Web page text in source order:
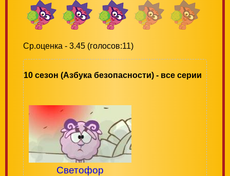
Ср.оценка - 3.45 (голосов:11)
10 сезон (Азбука безопасности) - все серии
Светофор